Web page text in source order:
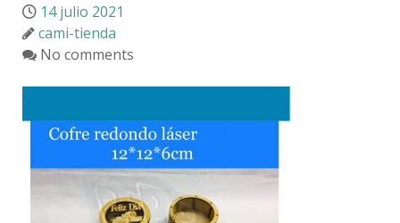
14 julio 2021
cami-tienda
No comments